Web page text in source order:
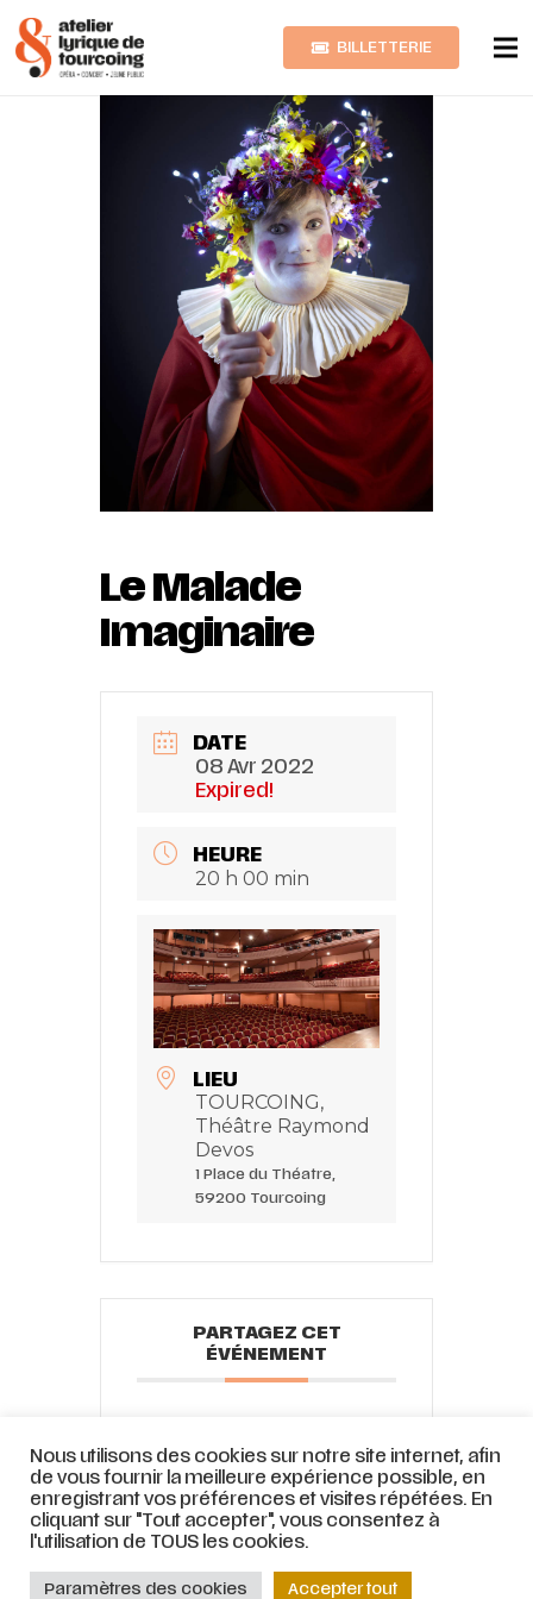
BILLETTERIE
Le Malade
Imaginaire
DATE
08 Avr 2022
Expired!
HEURE
20 h 00 min
LIEU
TOURCOING,
Théâtre Raymond
Devos
1 Place du Théatre,
59200 Tourcoing
PARTAGEZ CET
ÉVÉNEMENT
© ATELIER LYRIQUE DE TOURCOING | Mentions légales|Stratégie web
Nous utilisons des cookies sur notre site internet, afin
de vous fournir la meilleure expérience possible, en
enregistrant vos préférences et visites répétées. En
cliquant sur "Tout accepter", vous consentez à
l'utilisation de TOUS les cookies.
Paramètres des cookies Accepter tout